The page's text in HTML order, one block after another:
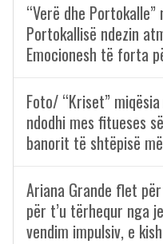
“Verë dhe
Portokallisë ndezin
Emocionesh të forta
Foto/ “Kriset”
ndodhi mes fitueses
banorit të shtëpisë
Ariana Grande flet
për t’u tërhequr nga
vendim impulsiv, e